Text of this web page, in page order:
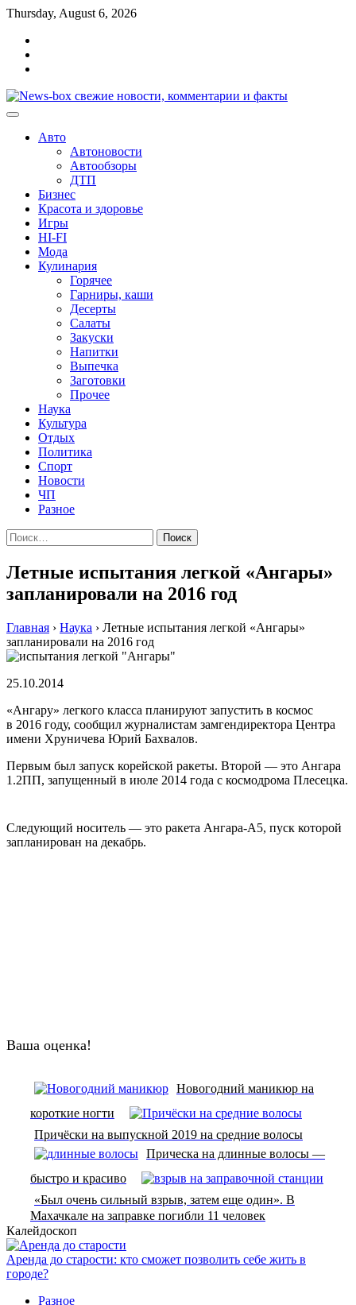
Перейти
содержимому
Thursday, August 6, 2026
Авто
Автоновости
Автообзоры
ДТП
Бизнес
Красота и здоровье
Игры
HI-FI
Мода
Кулинария
Горячее
Гарниры, каши
Десерты
Салаты
Закуски
Напитки
Выпечка
Заготовки
Прочее
Наука
Культура
Отдых
Политика
Спорт
Новости
ЧП
Разное
Найти:
Летные испытания легкой «Ангары»
запланировали на 2016 год
Главная › Наука › Летные испытания легкой «Ангары»
запланировали на 2016 год
25.10.2014
«Ангару» легкого класса планируют запустить в космос
в 2016 году, сообщил журналистам замгендиректора Центра
имени Хруничева Юрий Бахвалов.
Первым был запуск корейской ракеты. Второй — это Ангара
1.2ПП, запущенный в июле 2014 года с космодрома Плесецка.
Следующий носитель — это ракета Ангара-А5, пуск которой
запланирован на декабрь.
Ваша оценка!
Новогодний маникюр на
короткие ногти
Причёски на выпускной 2019 на средние волосы
Прическа на длинные волосы —
быстро и красиво
«Был очень сильный взрыв, затем еще один». В
Махачкале на заправке погибли 11 человек
Калейдоскоп
Аренда до старости: кто сможет позволить себе жить в
городе?
Разное